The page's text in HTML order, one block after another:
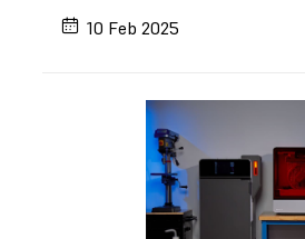
10 Feb 2025